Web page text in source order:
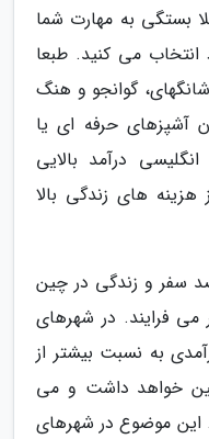
بستگی به مهارت شما
می کنید. طبعا
گوانجو و هنگ
آشپزهای حرفه ای یا
درآمد بالایی
های زندگی بالا
سفر و زندگی در چین
می فرایند. در شهرهای
به نسبت بیشتر از
خواهد داشت و می
این موضوع در شهرهای